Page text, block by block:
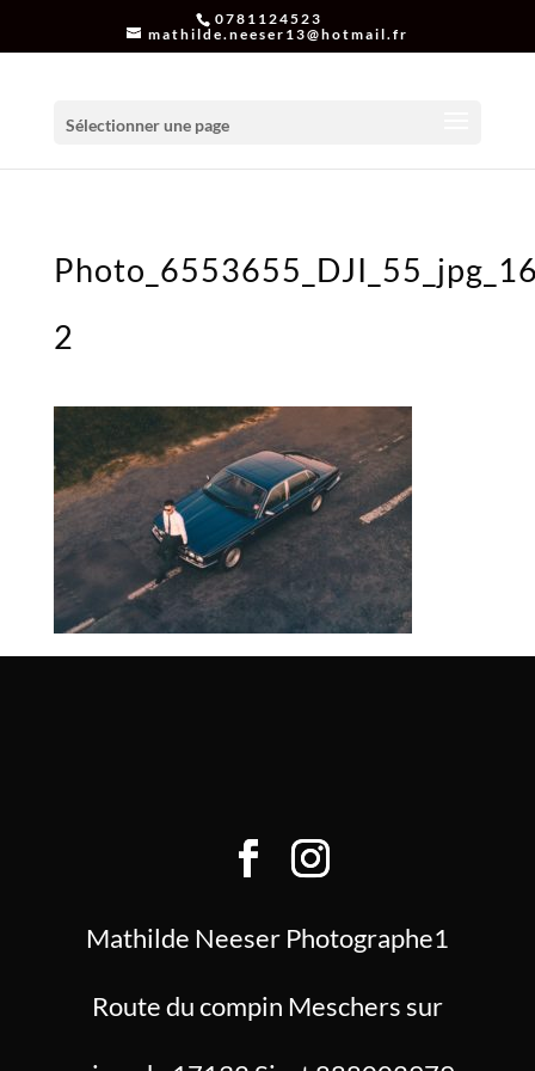
0781124523
mathilde.neeser13@hotmail.fr
Sélectionner une page
2
Mathilde Neeser Photographe1
Route du compin Meschers sur